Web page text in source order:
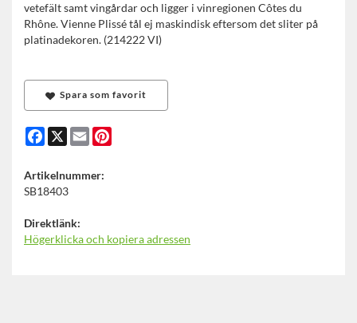
vetefält samt vingårdar och ligger i vinregionen Côtes du
Rhône. Vienne Plissé tål ej maskindisk eftersom det sliter på
platinadekoren. (214222 VI)
Spara som favorit
Facebook
X Email
Artikelnummer:
SB18403
Direktlänk:
Högerklicka och kopiera adressen